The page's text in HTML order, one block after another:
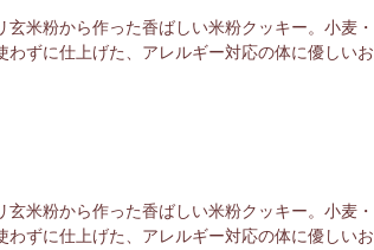
米粉から作った香ばしい米粉クッキー。小麦・
わずに仕上げた、アレルギー対応の体に優しいお
米粉から作った香ばしい米粉クッキー。小麦・
わずに仕上げた、アレルギー対応の体に優しいお